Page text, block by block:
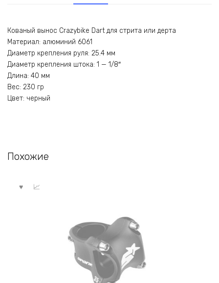
Кованый вынос Crazybike Dart для стрита или дерта
Материал: алюминий 6061
Диаметр крепления руля: 25.4 мм
Диаметр крепления штока: 1 — 1/8″
Длина: 40 мм
Вес: 230 гр
Цвет: черный
Похожие